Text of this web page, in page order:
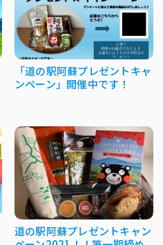
「道の駅阿蘇プレゼントキャ
ンペーン」開催中です！
道の駅阿蘇プレゼントキャン